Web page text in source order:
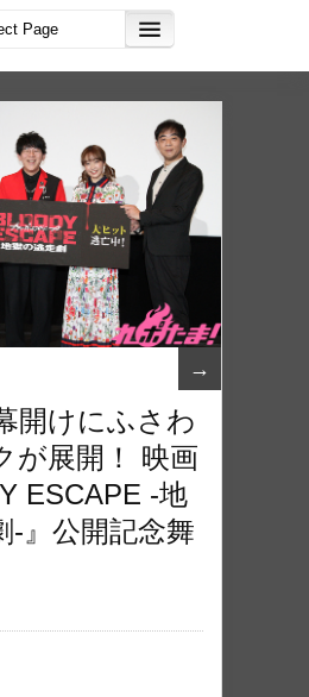
→
開けにふさわ
が展開！ 映画
ESCAPE -地
-』公開記念舞